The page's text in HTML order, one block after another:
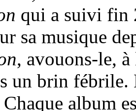
qui a suivi fin
sa musique
, avouons-le,
un brin fébrile.
album